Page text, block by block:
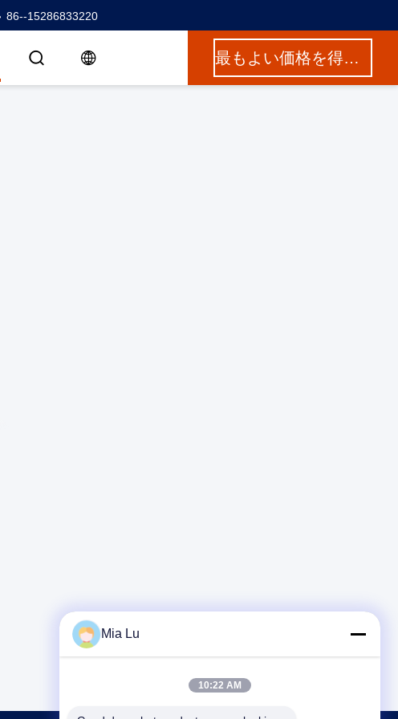
86--15286833220
最もよい価格を得なさい
Mia Lu
10:22 AM